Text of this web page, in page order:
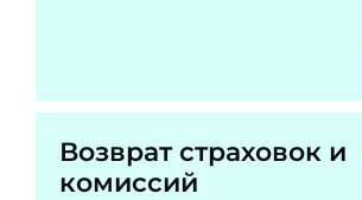
Возврат страховок и
комиссий